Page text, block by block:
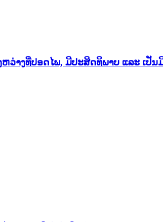
ຫວ່າງທີ່ປອດໄພ, ມີປະສິດທິພາບ ແລະ ເປັ